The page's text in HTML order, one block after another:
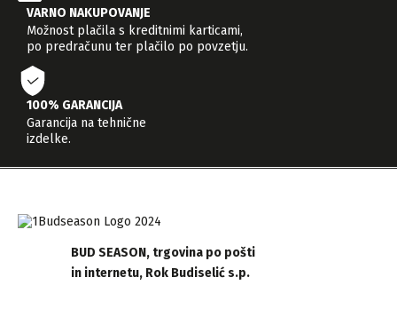
VARNO NAKUPOVANJE
Možnost plačila s kreditnimi karticami,
po predračunu ter plačilo po povzetju.
100% GARANCIJA
Garancija na tehnične
izdelke.
BUD SEASON, trgovina po pošti
in internetu, Rok Budiselić s.p.